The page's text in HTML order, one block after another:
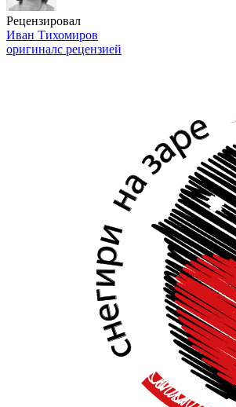
Рецензировал
Иван Тихомиров
оригиналс рецензией